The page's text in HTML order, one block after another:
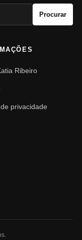
Procurar
Ribeiro
privacidade